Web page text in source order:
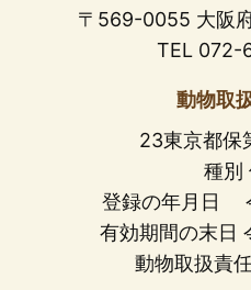
〒569-0055 大阪
TEL 072-
動物取
23東京都保
種別
登録の年月日
有効期間の末日
動物取扱責